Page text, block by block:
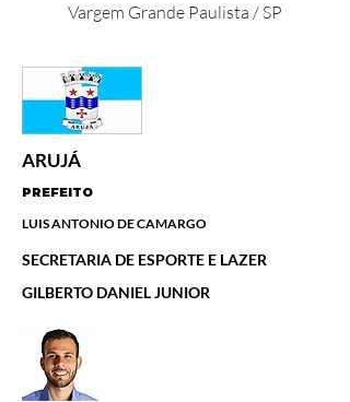
Vargem Grande Paulista / SP
ARUJÁ
PREFEITO
LUIS ANTONIO DE CAMARGO
SECRETARIA DE ESPORTE E LAZER
GILBERTO DANIEL JUNIOR